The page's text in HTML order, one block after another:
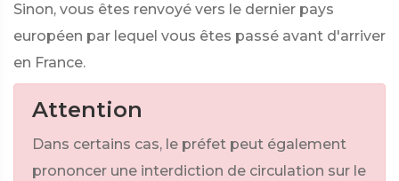
Sinon, vous êtes renvoyé vers le dernier pays
européen par lequel vous êtes passé avant d'arriver
en France.
Attention
Dans certains cas, le préfet peut également
prononcer une interdiction de circulation sur le